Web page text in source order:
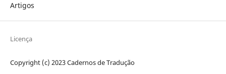
Artigos
Licença
Copyright (c) 2023 Cadernos de Tradução